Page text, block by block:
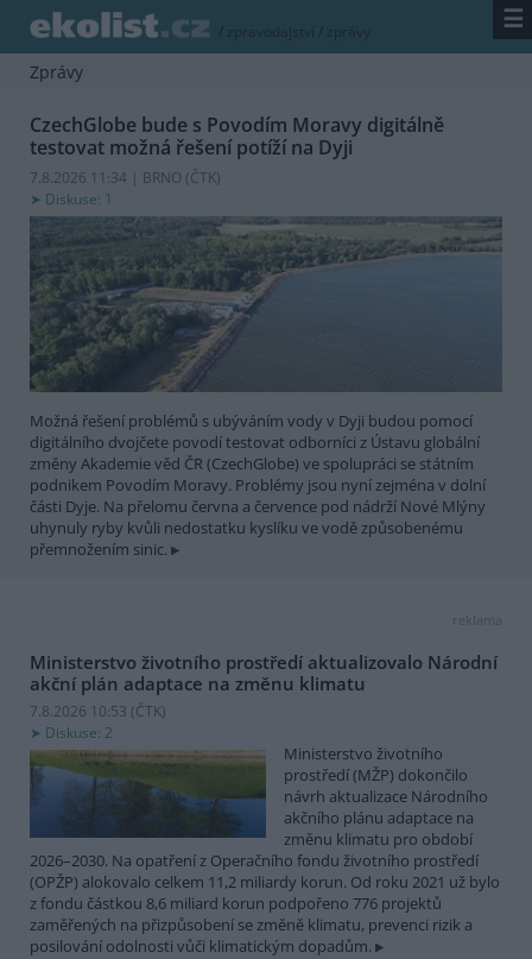
/ zpravodajství / zprávy ☰
Zprávy
CzechGlobe bude s Povodím Moravy digitálně
testovat možná řešení potíží na Dyji
7.8.2026 11:34 | BRNO (ČTK)
Diskuse: 1
Možná řešení problémů s ubýváním vody v Dyji budou pomocí
digitálního dvojčete povodí testovat odborníci z Ústavu globální
změny Akademie věd ČR (CzechGlobe) ve spolupráci se státním
podnikem Povodím Moravy. Problémy jsou nyní zejména v dolní
části Dyje. Na přelomu června a července pod nádrží Nové Mlýny
uhynuly ryby kvůli nedostatku kyslíku ve vodě způsobenému
přemnožením sinic.
reklama
Ministerstvo životního prostředí aktualizovalo Národní
akční plán adaptace na změnu klimatu
7.8.2026 10:53 (ČTK)
Diskuse: 2
Ministerstvo životního
prostředí (MŽP) dokončilo
návrh aktualizace Národního
akčního plánu adaptace na
změnu klimatu pro období
2026–2030. Na opatření z Operačního fondu životního prostředí
(OPŽP) alokovalo celkem 11,2 miliardy korun. Od roku 2021 už bylo
z fondu částkou 8,6 miliard korun podpořeno 776 projektů
zaměřených na přizpůsobení se změně klimatu, prevenci rizik a
posilování odolnosti vůči klimatickým dopadům.